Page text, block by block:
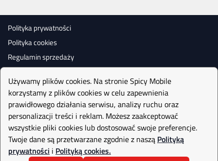
Polityka prywatności
Polityka cookies
Regulamin sprzedaży
Używamy plików cookies. Na stronie Spicy Mobile
korzystamy z plików cookies w celu zapewnienia
prawidłowego działania serwisu, analizy ruchu oraz
personalizacji treści i reklam. Możesz zaakceptować
wszystkie pliki cookies lub dostosować swoje preferencje.
Twoje dane są przetwarzane zgodnie z naszą Polityką
prywatności i Polityką cookies.